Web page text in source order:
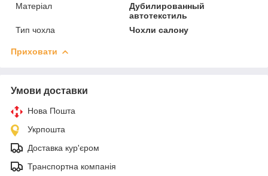
Матеріал
Дубилированный
автотекстиль
Тип чохла
Чохли салону
Приховати
Умови доставки
Нова Пошта
Укрпошта
Доставка кур'єром
Транспортна компанія